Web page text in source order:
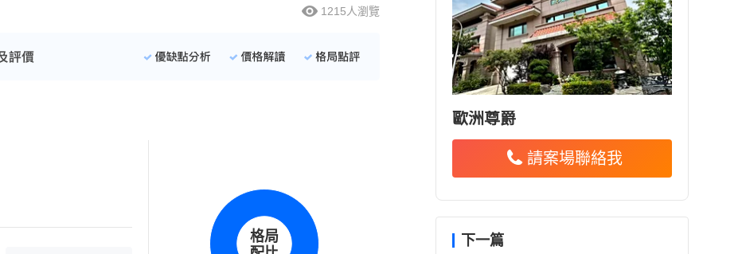
1215人瀏覽
格局
歐洲尊爵
請案場聯絡我
下一篇